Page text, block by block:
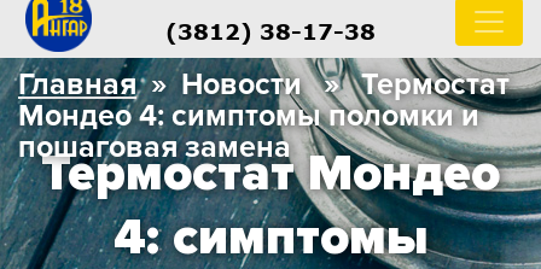
(3812) 38-17-38
Термостат Мондео
4: симптомы
Главная» Новости » Термостат
Мондео 4: симптомы поломки и
пошаговая замена